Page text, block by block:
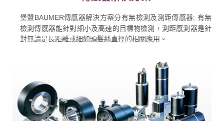
堡盟BAUMER傳感器解決方案分有無檢測及測距傳感器; 有無
檢測傳感器能針對細小及高速的目標物檢測，測距感測器是針
對無論是長距離或細如頭髮絲直徑的相關應用。